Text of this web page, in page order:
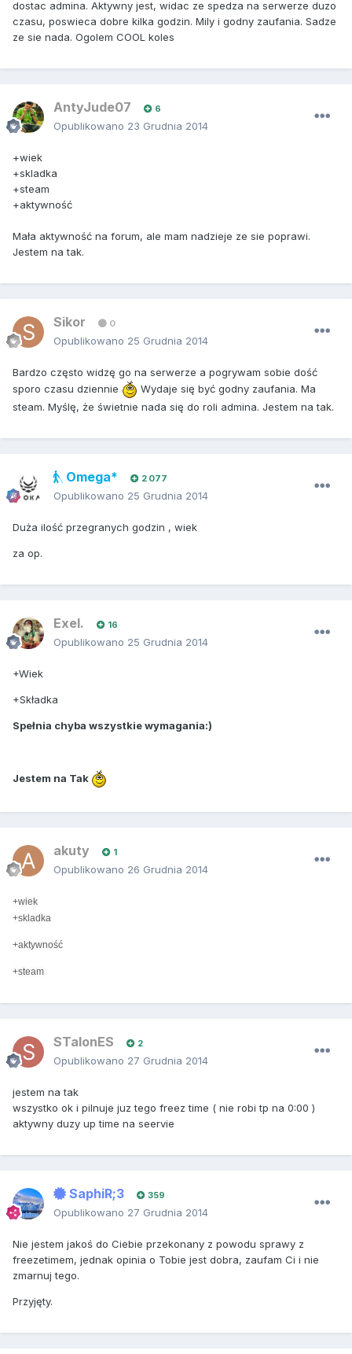
dostac admina. Aktywny jest, widac ze spedza na serwerze duzo
czasu, poswieca dobre kilka godzin. Mily i godny zaufania. Sadze
ze sie nada. Ogolem COOL koles
AntyJude07 6
Opublikowano 23 Grudnia 2014
+wiek
+skladka
+steam
+aktywność
Mała aktywność na forum, ale mam nadzieje ze sie poprawi.
Jestem na tak.
Sikor 0
Opublikowano 25 Grudnia 2014
Bardzo często widzę go na serwerze a pogrywam sobie dość
sporo czasu dziennie
Wydaje się być godny zaufania. Ma
steam. Myślę, że świetnie nada się do roli admina. Jestem na tak.
Omega* 2 077
Opublikowano 25 Grudnia 2014
Duża ilość przegranych godzin , wiek
za op.
Exel. 16
Opublikowano 25 Grudnia 2014
+Wiek
+Składka
Spełnia chyba wszystkie wymagania:)
Jestem na Tak
akuty 1
Opublikowano 26 Grudnia 2014
+wiek
+skladka
+aktywność
+steam
STalonES 2
Opublikowano 27 Grudnia 2014
jestem na tak
wszystko ok i pilnuje juz tego freez time ( nie robi tp na 0:00 )
aktywny duzy up time na seervie
SaphiR;3 359
Opublikowano 27 Grudnia 2014
Nie jestem jakoś do Ciebie przekonany z powodu sprawy z
freezetimem, jednak opinia o Tobie jest dobra, zaufam Ci i nie
zmarnuj tego.
Przyjęty.